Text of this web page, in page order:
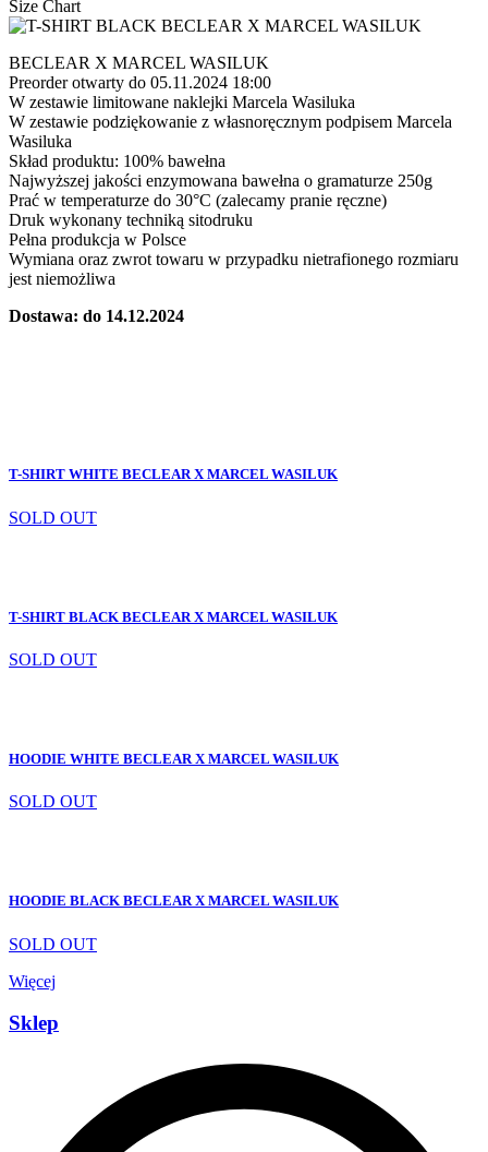
Size Chart
BECLEAR X MARCEL WASILUK
Preorder otwarty do 05.11.2024 18:00
W zestawie limitowane naklejki Marcela Wasiluka
W zestawie podziękowanie z własnoręcznym podpisem Marcela
Wasiluka
Skład produktu: 100% bawełna
Najwyższej jakości enzymowana bawełna o gramaturze 250g
Prać w temperaturze do 30°C (zalecamy pranie ręczne)
Druk wykonany techniką sitodruku
Pełna produkcja w Polsce
Wymiana oraz zwrot towaru w przypadku nietrafionego rozmiaru
jest niemożliwa
Dostawa: do 14.12.2024
T-SHIRT WHITE BECLEAR X MARCEL WASILUK
SOLD OUT
T-SHIRT BLACK BECLEAR X MARCEL WASILUK
SOLD OUT
HOODIE WHITE BECLEAR X MARCEL WASILUK
SOLD OUT
HOODIE BLACK BECLEAR X MARCEL WASILUK
SOLD OUT
Więcej
Sklep